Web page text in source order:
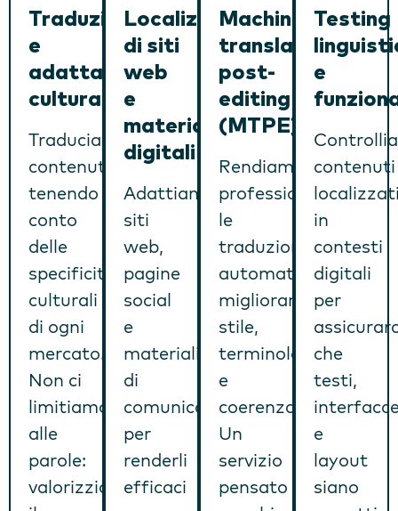
Traduzione
e
adattamento
culturale
Traduciamo
contenuti
tenendo
conto
delle
specificità
culturali
di ogni
mercato.
Non ci
limitiamo
alle
parole:
valorizziamo
Localizzazione
di siti
web
e
materiali
digitali
Adattiamo
siti
web,
pagine
social
e
materiali
di
comunicazione
per
renderli
efficaci
Machine
translation
post-
editing
(MTPE)
Rendiamo
professionali
le
traduzioni
automatiche,
migliorando
stile,
terminologia
e
coerenza.
Un
servizio
pensato
Testing
e
contenuti
in
contesti
digitali
per
che
testi,
e
layout
siano